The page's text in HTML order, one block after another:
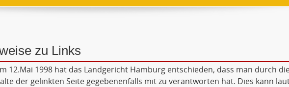
zu Links
12.Mai 1998 hat das Landgericht Hamburg entschieden, dass man durch
der gelinkten Seite gegebenenfalls mit zu verantworten hat. Dies kann